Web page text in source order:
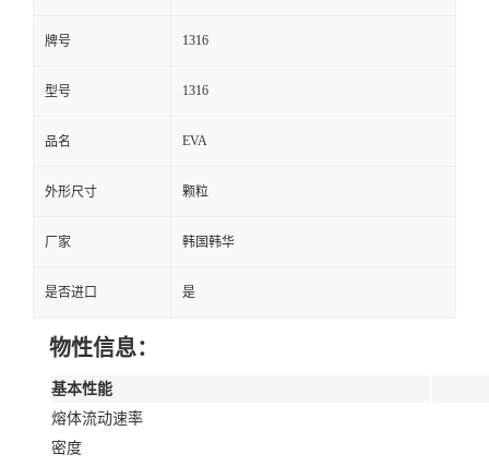
牌号 1316
型号 1316
品名 EVA
外形尺寸 颗粒
厂家 韩国韩华
是否进口 是
物性信息：
基本性能
熔体流动速率
密度